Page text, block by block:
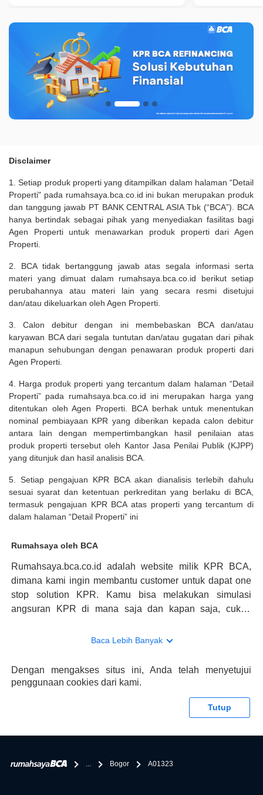
Disclaimer
1. Setiap produk properti yang ditampilkan dalam halaman “Detail
Properti" pada rumahsaya.bca.co.id ini bukan merupakan produk
dan tanggung jawab PT BANK CENTRAL ASIA Tbk (“BCA”). BCA
hanya bertindak sebagai pihak yang menyediakan fasilitas bagi
Agen Properti untuk menawarkan produk properti dari Agen
Properti.
2. BCA tidak bertanggung jawab atas segala informasi serta
materi yang dimuat dalam rumahsaya.bca.co.id berikut setiap
perubahannya atau materi lain yang secara resmi disetujui
dan/atau dikeluarkan oleh Agen Properti.
3. Calon debitur dengan ini membebaskan BCA dan/atau
karyawan BCA dari segala tuntutan dan/atau gugatan dari pihak
manapun sehubungan dengan penawaran produk properti dari
Agen Properti.
4. Harga produk properti yang tercantum dalam halaman “Detail
Properti” pada rumahsaya.bca.co.id ini merupakan harga yang
ditentukan oleh Agen Properti. BCA berhak untuk menentukan
nominal pembiayaan KPR yang diberikan kepada calon debitur
antara lain dengan mempertimbangkan hasil penilaian atas
produk properti tersebut oleh Kantor Jasa Penilai Publik (KJPP)
yang ditunjuk dan hasil analisis BCA.
5. Setiap pengajuan KPR BCA akan dianalisis terlebih dahulu
sesuai syarat dan ketentuan perkreditan yang berlaku di BCA,
termasuk pengajuan KPR BCA atas properti yang tercantum di
dalam halaman “Detail Properti” ini
Rumahsaya oleh BCA
Rumahsaya.bca.co.id adalah website milik KPR BCA,
dimana kami ingin membantu customer untuk dapat one
stop solution KPR. Kamu bisa melakukan simulasi
angsuran KPR di mana saja dan kapan saja, cukup
konsultasi mengenai KPR, maka ada layanan live chat
memberikan keuntungan yang berlipat, persyaratan
pengajuan KPR BCA juga sangat mudah, kamu bisa cek
tentang properti disini BCA hanya sebagai pihak
bertanggung jawab terhadap informasi yang rekanan
Baca Lebih Banyak
Dengan mengakses situs ini, Anda telah menyetujui
penggunaan cookies dari kami.
Tutup
... Bogor A01323